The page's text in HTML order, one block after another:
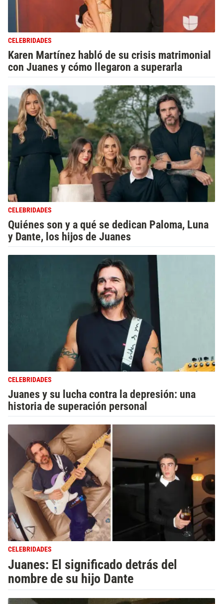
CELEBRIDADES
Karen Martínez habló de su crisis matrimonial
con Juanes y cómo llegaron a superarla
CELEBRIDADES
Quiénes son y a qué se dedican Paloma, Luna
y Dante, los hijos de Juanes
CELEBRIDADES
Juanes y su lucha contra la depresión: una
historia de superación personal
CELEBRIDADES
Juanes: El significado detrás del
nombre de su hijo Dante